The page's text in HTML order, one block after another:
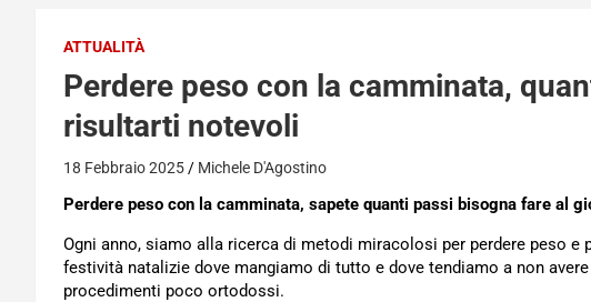
ATTUALITÀ
Perdere peso con la camminata,
risultarti notevoli
18 Febbraio 2025 Michele D'Agostino
Perdere peso con la camminata, sapete quanti passi bisogna fare al
Ogni anno, siamo alla ricerca di metodi miracolosi per perdere peso
festività natalizie dove mangiamo di tutto e dove tendiamo a non
procedimenti poco ortodossi.